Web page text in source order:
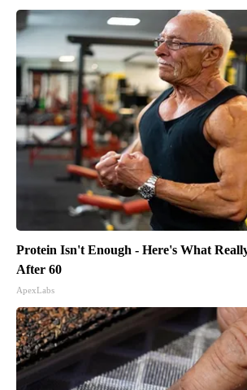
Protein Isn't Enough - Here's What
After 60
ApexLabs